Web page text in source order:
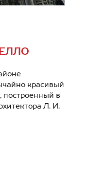
красивый
в
Л. И.